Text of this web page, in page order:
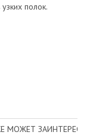
полок.
МОЖЕТ